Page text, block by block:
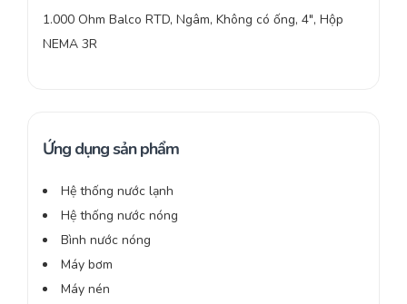
1.000 Ohm Balco RTD, Ngâm, Không có ống, 4″, Hộp
NEMA 3R
Ứng dụng sản phẩm
Hệ thống nước lạnh
Hệ thống nước nóng
Bình nước nóng
Máy bơm
Máy nén